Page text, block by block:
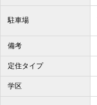
駐車場
備考
定住タイプ
学区